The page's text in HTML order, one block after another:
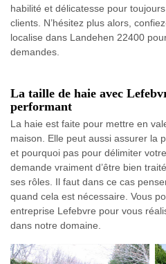
habilité et délicatesse pour
clients. N’hésitez plus alors,
localise dans Landehen 22400
demandes.
La taille de haie avec
performant
La haie est faite pour mettre en
maison. Elle peut aussi assurer la
et pourquoi pas pour délimiter
demande vraiment d’être bien
ses rôles. Il faut dans ce cas
quand cela est nécessaire. Vous
entreprise Lefebvre pour vous
dans notre domaine.